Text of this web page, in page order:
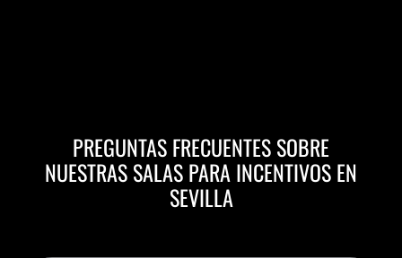
PREGUNTAS FRECUENTES SOBRE
NUESTRAS SALAS PARA INCENTIVOS EN
SEVILLA